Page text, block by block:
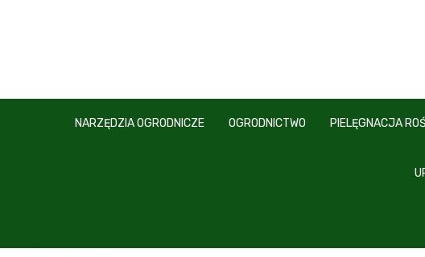
NARZĘDZIA OGRODNICZE OGRODNICTWO PIELĘGNACJA